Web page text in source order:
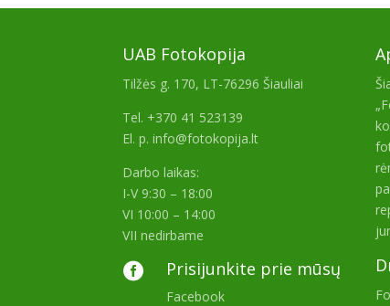
UAB Fotokopija
Tilžės g. 170, LT-76296 Šiauliai
Tel. +370 41 523139
El. p. info@fotokopija.lt
Darbo laikas:
I-V 9:30 – 18:00
VI 10:00 – 14:00
VII nedirbame
 Prisijunkite prie mūsų
Facebook